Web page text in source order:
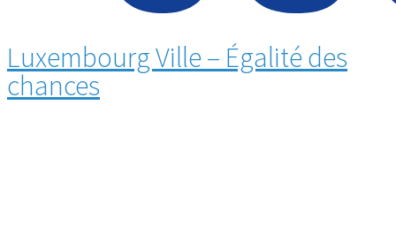
Luxembourg Ville – Égalité des
chances